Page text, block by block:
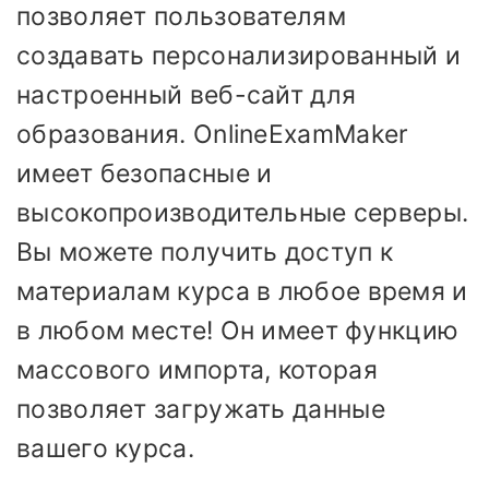
позволяет пользователям
создавать персонализированный и
настроенный веб-сайт для
образования. OnlineExamMaker
имеет безопасные и
высокопроизводительные серверы.
Вы можете получить доступ к
материалам курса в любое время и
в любом месте! Он имеет функцию
массового импорта, которая
позволяет загружать данные
вашего курса.